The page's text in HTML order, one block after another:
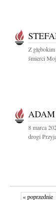
Z
śmierci
8 marca
drogi
« poprzednie